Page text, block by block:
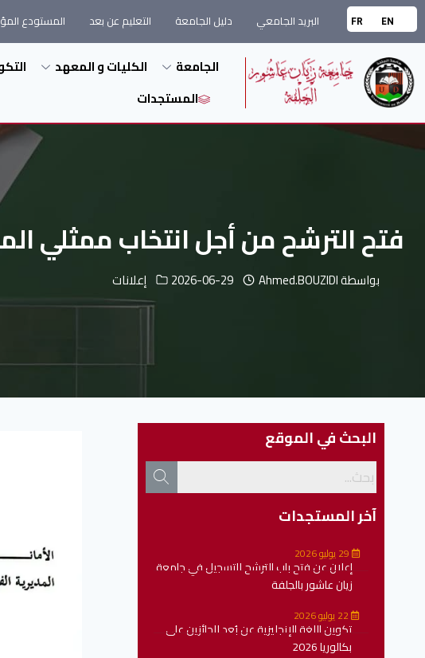
EN
FR البريد الجامعي دليل الجامعة التعليم عن بعد المستودع
الجامعة الكليات و المعهد
المستجدات
فتح الترشح من أجل انتخاب ممثلي
بواسطةAhmed.BOUZIDI
2026-06-29 إعلانات
البحث في الموقع
آخر المستجدات
إعلان عن فتح باب الترشح للتسجيل في جامعة
زيان عاشور بالجلفة
تكوين اللغة الإنجليزية عن بُعد للحائزين على
بكالوريا 2026